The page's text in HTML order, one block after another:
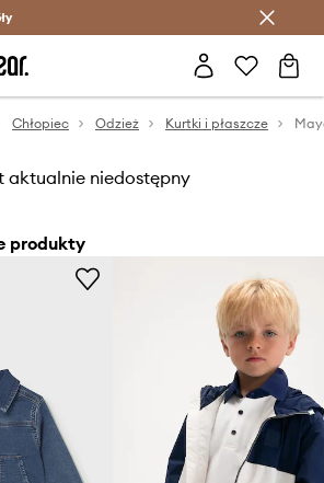
Oszczędzaj z Answear Club >
Chłopiec Odzież Kurtki i płaszcze
aktualnie niedostępny
produkty